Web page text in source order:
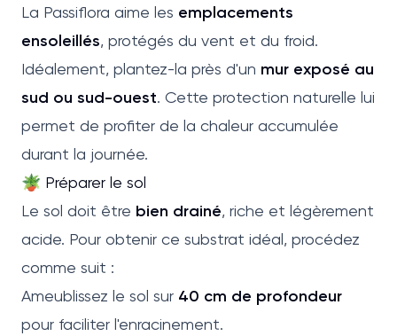
La Passiflora aime les emplacements
ensoleillés, protégés du vent et du froid.
Idéalement, plantez-la près d'un mur exposé au
sud ou sud-ouest. Cette protection naturelle lui
permet de profiter de la chaleur accumulée
durant la journée.
🪴 Préparer le sol
Le sol doit être bien drainé, riche et légèrement
acide. Pour obtenir ce substrat idéal, procédez
comme suit :
Ameublissez le sol sur 40 cm de profondeur
pour faciliter l'enracinement.